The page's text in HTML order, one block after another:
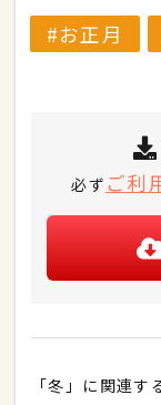
お正月
必ず ご利
「冬」に関連